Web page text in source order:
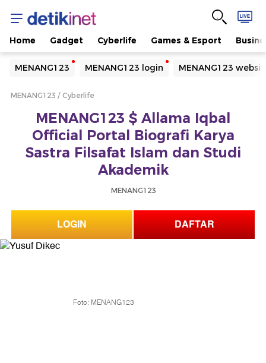
Home Gadget Cyberlife Games & Esport
MENANG123 MENANG123 login MENANG123
Yang sedang ramai dicari
Loading...
MENANG123 Cyberlife
MENANG123 $ Allama Iqbal
Official Portal Biografi Karya
Sastra Filsafat Islam dan Studi
Akademik
MENANG123
LOGIN DAFTAR
Foto: MENANG123